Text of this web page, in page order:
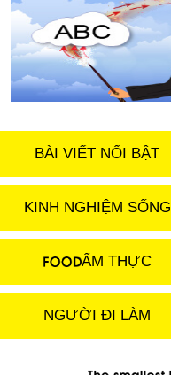
BÀI VIẾT NỔI BẬT
KINH NGHIỆM SỐNG
ẨM THỰC
NGƯỜI ĐI LÀM